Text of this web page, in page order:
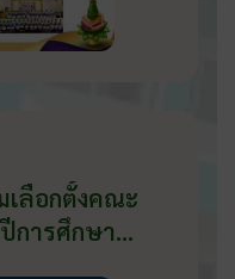
เลือกตั้งคณะ
การศึกษา
ในโรงเรียน